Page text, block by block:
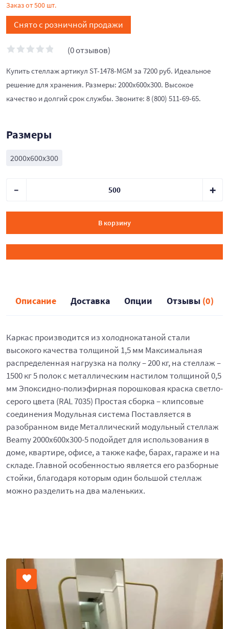
Заказ от 500 шт.
Снято с розничной продажи
(0 отзывов)
Купить стеллаж артикул ST-1478-MGM за 7200 руб. Идеальное
решение для хранения. Размеры: 2000x600x300. Высокое
качество и долгий срок службы. Звоните: 8 (800) 511-69-65.
Размеры
2000x600x300
В корзину
Описание Доставка Опции Отзывы (0)
Каркас производится из холоднокатаной стали
высокого качества толщиной 1,5 мм Максимальная
распределенная нагрузка на полку – 200 кг, на стеллаж –
1500 кг 5 полок с металлическим настилом толщиной 0,5
мм Эпоксидно-полиэфирная порошковая краска светло-
серого цвета (RAL 7035) Простая сборка – клипсовые
соединения Модульная система Поставляется в
разобранном виде Металлический модульный стеллаж
Beamy 2000x600x300-5 подойдет для использования в
доме, квартире, офисе, а также кафе, барах, гараже и на
складе. Главной особенностью является его разборные
стойки, благодаря которым один большой стеллаж
можно разделить на два маленьких.